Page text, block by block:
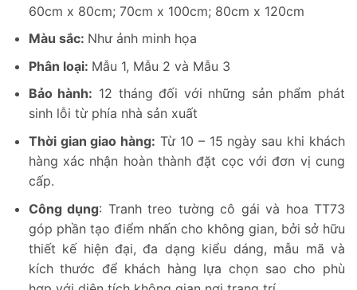
60cm x 80cm; 70cm x 100cm; 80cm x 120cm
Màu sắc: Như ảnh minh họa
Phân loại: Mẫu 1, Mẫu 2 và Mẫu 3
Bảo hành: 12 tháng đối với những sản phẩm phát
sinh lỗi từ phía nhà sản xuất
Thời gian giao hàng: Từ 10 – 15 ngày sau khi khách
hàng xác nhận hoàn thành đặt cọc với đơn vị cung
cấp.
Công dụng: Tranh treo tường cô gái và hoa TT73
góp phần tạo điểm nhấn cho không gian, bởi sở hữu
thiết kế hiện đại, đa dạng kiểu dáng, mẫu mã và
kích thước để khách hàng lựa chọn sao cho phù